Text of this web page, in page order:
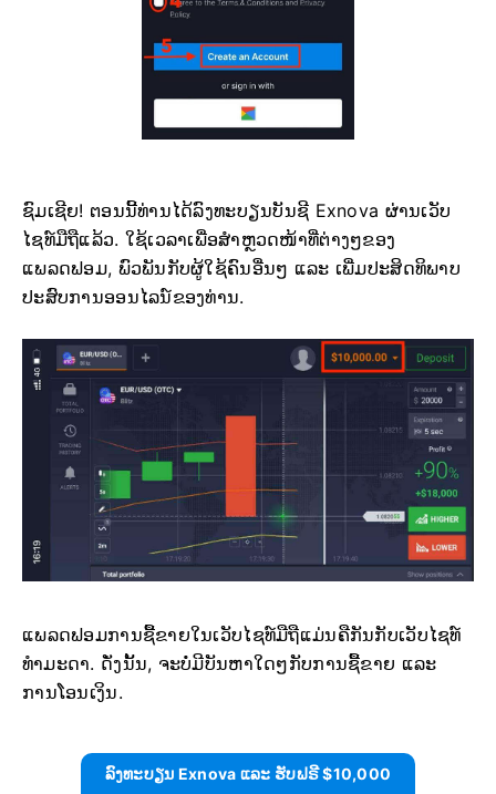
ຊົມເຊີຍ! ຕອນນີ້ທ່ານໄດ້ລົງທະບຽນບັນຊີ Exnova ຜ່ານເວັບ
ໄຊທ໌ມືຖືແລ້ວ. ໃຊ້ເວລາເພື່ອສຳຫຼວດໜ້າທີ່ຕ່າງໆຂອງ
ແພລດຟອມ, ພົວພັນກັບຜູ້ໃຊ້ຄົນອື່ນໆ ແລະ ເພີ່ມປະສິດທິພາບ
ປະສົບການອອນໄລນ໌ຂອງທ່ານ.
ແພລດຟອມການຊື້ຂາຍໃນເວັບໄຊທ໌ມືຖືແມ່ນຄືກັນກັບເວັບໄຊທ໌
ທຳມະດາ. ດັ່ງນັ້ນ, ຈະບໍ່ມີບັນຫາໃດໆກັບການຊື້ຂາຍ ແລະ
ການໂອນເງິນ.
ລົງທະບຽນ Exnova ແລະ ຮັບຟຣີ $10,000